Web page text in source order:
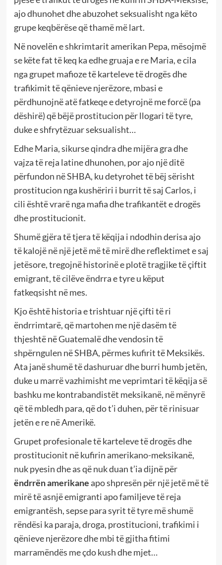
ajo dhunohet dhe abuzohet seksualisht nga këto
grupe keqbërëse që thamë më lart.
Në novelën e shkrimtarit amerikan Pepa, mësojmë
se këte fat të keq ka edhe gruaja e re Maria, e cila
nga grupet mafioze të karteleve të drogës dhe
trafikimit të qënieve njerëzore, mbasi e
përdhunojnë atë fatkeqe e detyrojnë me forcë (pa
dëshirë) që bëjë prostitucion për llogari të tyre,
duke e shfrytëzuar seksualisht…
Edhe Maria, sikurse qindra dhe mijëra gra dhe
vajza të reja latine dhunohen, por ajo një ditë
përfundon në SHBA, ku detyrohet të bëj sërisht
prostitucion nga kushëriri i burrit të saj Carlos, i
cili është vrarë nga mafia dhe trafikantët e drogës
dhe prostitucionit.
Shumë gjëra të tjera të këqija i ndodhin derisa ajo
të kalojë në një jetë më të mirë dhe reflektimet e saj
jetësore, tregojnë historinë e plotë tragjike të çiftit
emigrant, të cilëve ëndrra e tyre u këput
fatkeqsisht në mes.
Kjo është historia e trishtuar një çifti të ri
ëndrrimtarë, që martohen me një dasëm të
thjeshtë në Guatemalë dhe vendosin të
shpërngulen në SHBA, përmes kufirit të Meksikës.
Ata janë shumë të dashuruar dhe burri humb jetën,
duke u marrë vazhimisht me veprimtari të këqija së
bashku me kontrabandistët meksikanë, në mënyrë
që të mbledh para, që do t’i duhen, për të rinisuar
jetën e re në Amerikë.
Grupet profesionale të karteleve të drogës dhe
prostitucionit në kufirin amerikano-meksikanë,
nuk pyesin dhe as që nuk duan t’ia dijnë për
ëndrrën amerikaneapo shpresën për një jetë më të
mirë të asnjë emigranti apo familjeve të reja
emigrantësh, sepse para syrit të tyre më shumë
rëndësi ka paraja, droga, prostitucioni, trafikimi i
qënieve njerëzore dhe mbi të gjitha fitimi
marramëndës me çdo kush dhe mjet…